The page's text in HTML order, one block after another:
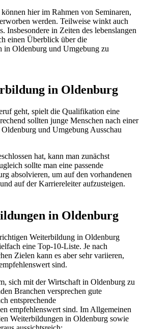
hier im Rahmen von Seminaren,
werden. Teilweise winkt auch
Insbesondere in Zeiten des lebenslangen
einen Überblick über die
in Oldenburg und Umgebung zu
in Oldenburg
geht, spielt die Qualifikation eine
sollten junge Menschen nach einer
und Umgebung Ausschau
hat, kann man zunächst
sollte man eine passende
absolvieren, um auf den vorhandenen
auf der Karriereleiter aufzusteigen.
in Oldenburg
Weiterbildung in Oldenburg
eine Top-10-Liste. Je nach
Zielen kann es aber sehr variieren,
sind.
sich mit der Wirtschaft in Oldenburg zu
Branchen versprechen gute
entsprechende
empfehlenswert sind. Im Allgemeinen
Weiterbildungen in Oldenburg sowie